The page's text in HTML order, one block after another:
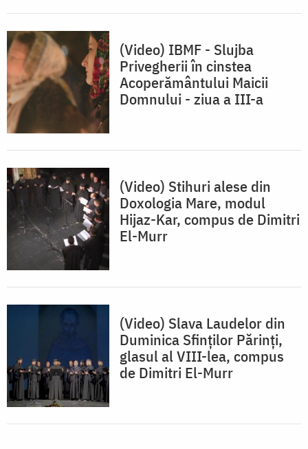
(Video) IBMF - Slujba
Privegherii în cinstea
Acoperământului Maicii
Domnului - ziua a III-a
(Video) Stihuri alese din
Doxologia Mare, modul
Hijaz-Kar, compus de Dimitri
El-Murr
(Video) Slava Laudelor din
Duminica Sfinților Părinți,
glasul al VIII-lea, compus
de Dimitri El-Murr